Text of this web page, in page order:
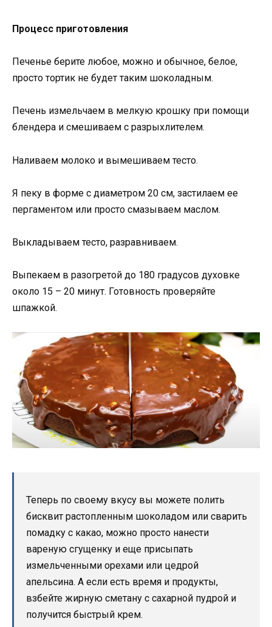
Процесс приготовления
Печенье берите любое, можно и обычное, белое,
просто тортик не будет таким шоколадным.
Печень измельчаем в мелкую крошку при помощи
блендера и смешиваем с разрыхлителем.
Наливаем молоко и вымешиваем тесто.
Я пеку в форме с диаметром 20 см, застилаем ее
пергаментом или просто смазываем маслом.
Выкладываем тесто, разравниваем.
Выпекаем в разогретой до 180 градусов духовке
около 15 – 20 минут. Готовность проверяйте
шпажкой.
Теперь по своему вкусу вы можете полить
бисквит растопленным шоколадом или сварить
помадку с какао, можно просто нанести
вареную сгущенку и еще присыпать
измельченными орехами или цедрой
апельсина. А если есть время и продукты,
взбейте жирную сметану с сахарной пудрой и
получится быстрый крем.